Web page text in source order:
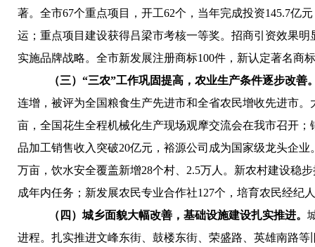
著。 全市67个重点项目，开工62个，当年完成投资145.7亿
运；重点项目建设获得吕梁市考核一等奖。 招商引资效果明
实施品牌战略。 全市新发展注册商标100件，新认定著名商
（三）“三农”工作巩固提高，农业生产条件逐步改善
连增，被评为全国粮食生产先进市和全省农民增收先进市。
亩，全国花生全程机械化生产现场观摩交流会在我市召开
品加工销售收入突破20亿元，裕源公司成为国家级龙头企业
万亩，饮水安全覆盖新增28个村、2.5万人。 新农村建设稳
成年内任务； 新发展农民专业合作社127个，培育农民经纪
（四） 城乡面貌大幅改善 ， 基础设施建设扎实推进。
进程。 扎实推进文峰东街、鼓楼东街、荣盛路、英雄南路等